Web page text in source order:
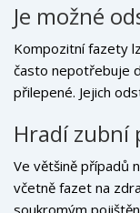
vysoké.
Je možné
Kompozitní fazety
často nepotřebuje
přilepené. Jejich
není to reverzibilní
Hradí zubní
Ve většině případů
včetně fazet na